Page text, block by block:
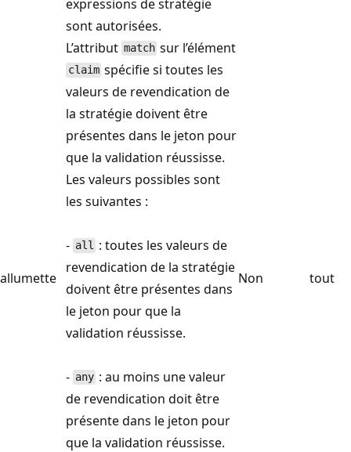
expressions de stratégie
sont autorisées.
allumette
L’attribut match sur l’élément
claim spécifie si toutes les
valeurs de revendication de
la stratégie doivent être
présentes dans le jeton pour
que la validation réussisse.
Les valeurs possibles sont
les suivantes :
- all : toutes les valeurs de
revendication de la stratégie
doivent être présentes dans
le jeton pour que la
validation réussisse.
- any : au moins une valeur
de revendication doit être
présente dans le jeton pour
que la validation réussisse.
Non tout